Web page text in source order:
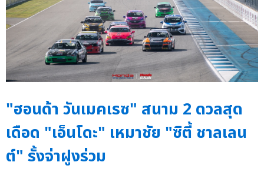
"ฮอนด้า วันเมคเรซ" สนาม 2 ดวลสุด
เดือด "เอ็นโดะ" เหมาชัย "ซิตี้ ชาลเลน
ต์" รั้งจ่าฝูงร่วม